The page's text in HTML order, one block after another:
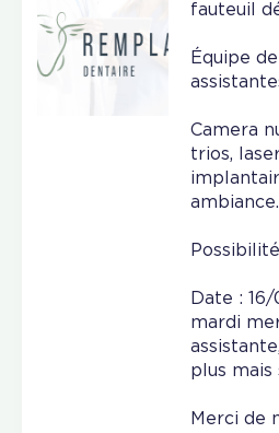
fauteuil
Équipe
Camera
trios,
ambiance.
Date :
mardi
plus mais
Merci de